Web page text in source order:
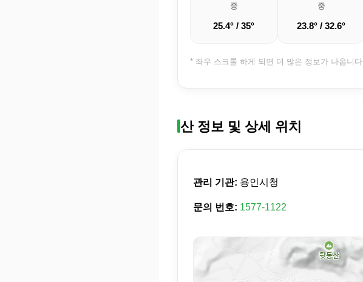
중
25.4° / 35°
중
23.8° / 32.6°
* 좌우 스크롤 하게 되면 더 많은 정보가 나옵니다.
산 정보 및 상세 위치
관리 기관: 용인시청
문의 번호: 1577-1122